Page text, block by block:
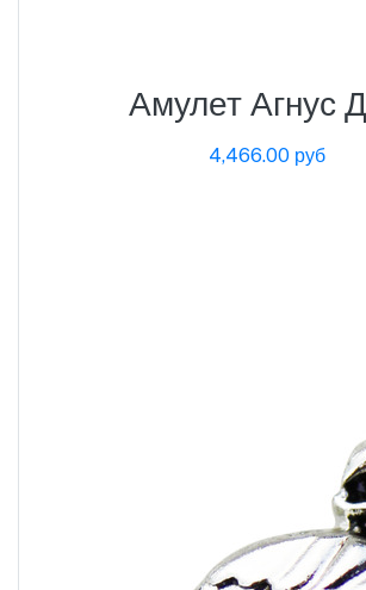
Амулет Агнус
4,466.00 руб